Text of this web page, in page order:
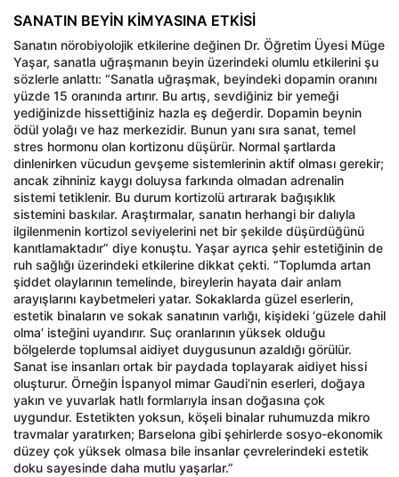
SANATIN BEYİN KİMYASINA ETKİSİ
Sanatın nörobiyolojik etkilerine değinen Dr. Öğretim Üyesi Müge
Yaşar, sanatla uğraşmanın beyin üzerindeki olumlu etkilerini şu
sözlerle anlattı: “Sanatla uğraşmak, beyindeki dopamin oranını
yüzde 15 oranında artırır. Bu artış, sevdiğiniz bir yemeği
yediğinizde hissettiğiniz hazla eş değerdir. Dopamin beynin
ödül yolağı ve haz merkezidir. Bunun yanı sıra sanat, temel
stres hormonu olan kortizonu düşürür. Normal şartlarda
dinlenirken vücudun gevşeme sistemlerinin aktif olması gerekir;
ancak zihniniz kaygı doluysa farkında olmadan adrenalin
sistemi tetiklenir. Bu durum kortizolü artırarak bağışıklık
sistemini baskılar. Araştırmalar, sanatın herhangi bir dalıyla
ilgilenmenin kortizol seviyelerini net bir şekilde düşürdüğünü
kanıtlamaktadır” diye konuştu. Yaşar ayrıca şehir estetiğinin de
ruh sağlığı üzerindeki etkilerine dikkat çekti. “Toplumda artan
şiddet olaylarının temelinde, bireylerin hayata dair anlam
arayışlarını kaybetmeleri yatar. Sokaklarda güzel eserlerin,
estetik binaların ve sokak sanatının varlığı, kişideki ‘güzele dahil
olma’ isteğini uyandırır. Suç oranlarının yüksek olduğu
bölgelerde toplumsal aidiyet duygusunun azaldığı görülür.
Sanat ise insanları ortak bir paydada toplayarak aidiyet hissi
oluşturur. Örneğin İspanyol mimar Gaudi’nin eserleri, doğaya
yakın ve yuvarlak hatlı formlarıyla insan doğasına çok
uygundur. Estetikten yoksun, köşeli binalar ruhumuzda mikro
travmalar yaratırken; Barselona gibi şehirlerde sosyo-ekonomik
düzey çok yüksek olmasa bile insanlar çevrelerindeki estetik
doku sayesinde daha mutlu yaşarlar.”